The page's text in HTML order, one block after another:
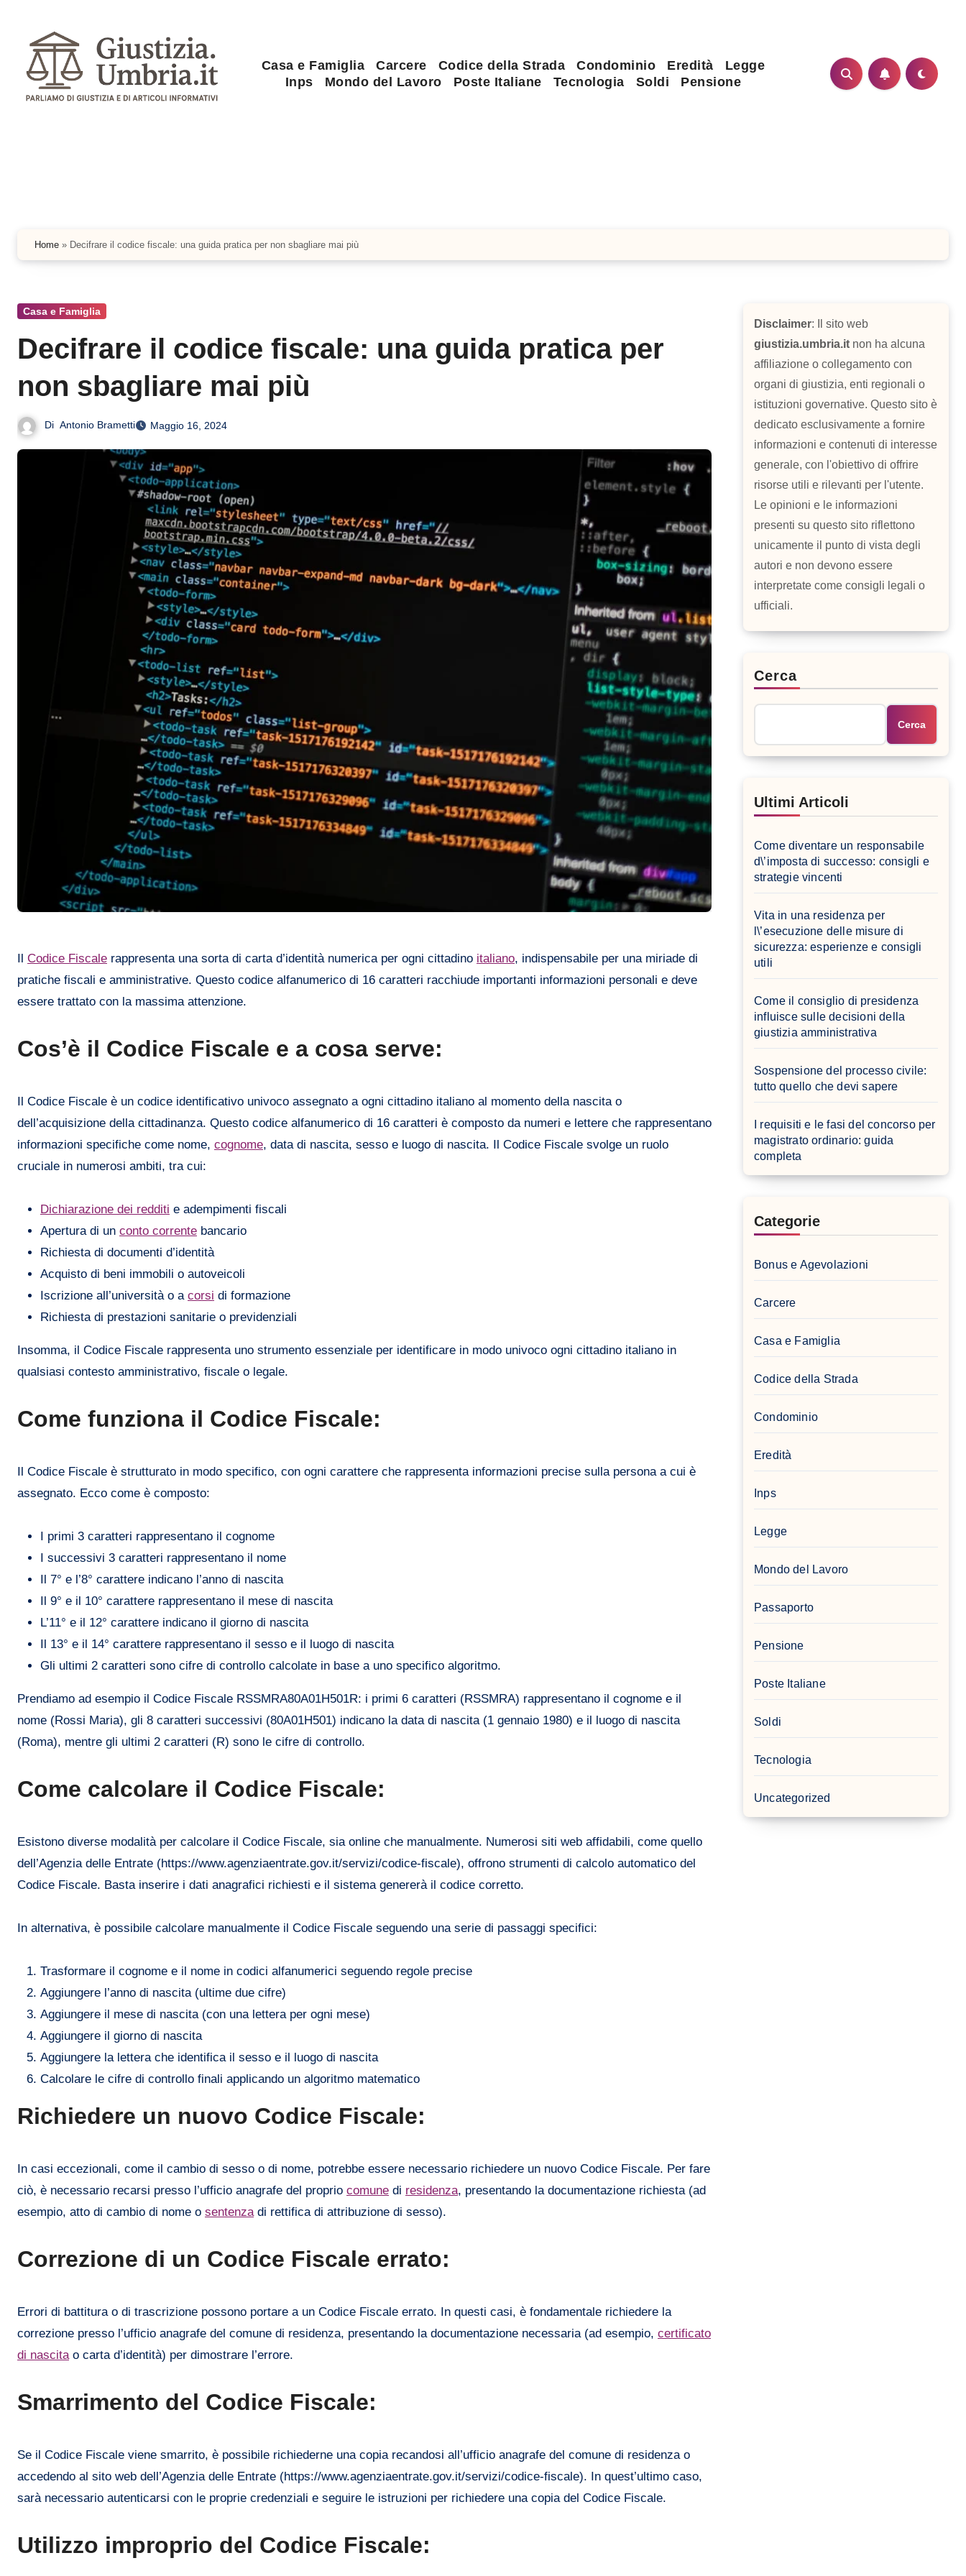
contenuto
Casa e Famiglia Carcere Codice della Strada Condominio Eredità
Legge
Inps
Mondo del Lavoro Poste Italiane Tecnologia Soldi Pensione
Home » Decifrare il codice fiscale: una guida pratica per non sbagliare mai più
Casa e Famiglia
Decifrare il codice fiscale: una guida pratica per
non sbagliare mai più
Di Antonio Brametti Maggio 16, 2024
Codice Fiscale rappresenta una sorta di carta d’identità numerica per ogni cittadino italiano, indispensabile per una miriade di
pratiche fiscali e amministrative. Questo codice alfanumerico di 16 caratteri racchiude importanti informazioni personali e deve
essere trattato con la massima attenzione.
Cos’è il Codice Fiscale e a cosa serve:
Il Codice Fiscale è un codice identificativo univoco assegnato a ogni cittadino italiano al momento della nascita o
dell’acquisizione della cittadinanza. Questo codice alfanumerico di 16 caratteri è composto da numeri e lettere che rappresentano
informazioni specifiche come nome, cognome, data di nascita, sesso e luogo di nascita. Il Codice Fiscale svolge un ruolo
cruciale in numerosi ambiti, tra cui:
Dichiarazione dei redditi e adempimenti fiscali
Apertura di un conto corrente bancario
Richiesta di documenti d’identità
Acquisto di beni immobili o autoveicoli
Iscrizione all’università o a corsi di formazione
Richiesta di prestazioni sanitarie o previdenziali
Insomma, il Codice Fiscale rappresenta uno strumento essenziale per identificare in modo univoco ogni cittadino italiano in
qualsiasi contesto amministrativo, fiscale o legale.
Come funziona il Codice Fiscale:
Il Codice Fiscale è strutturato in modo specifico, con ogni carattere che rappresenta informazioni precise sulla persona a cui è
assegnato. Ecco come è composto:
I primi 3 caratteri rappresentano il cognome
I successivi 3 caratteri rappresentano il nome
Il 7° e l’8° carattere indicano l’anno di nascita
Il 9° e il 10° carattere rappresentano il mese di nascita
L’11° e il 12° carattere indicano il giorno di nascita
Il 13° e il 14° carattere rappresentano il sesso e il luogo di nascita
Gli ultimi 2 caratteri sono cifre di controllo calcolate in base a uno specifico algoritmo.
Prendiamo ad esempio il Codice Fiscale RSSMRA80A01H501R: i primi 6 caratteri (RSSMRA) rappresentano il cognome e il
nome (Rossi Maria), gli 8 caratteri successivi (80A01H501) indicano la data di nascita (1 gennaio 1980) e il luogo di nascita
(Roma), mentre gli ultimi 2 caratteri (R) sono le cifre di controllo.
Come calcolare il Codice Fiscale:
Esistono diverse modalità per calcolare il Codice Fiscale, sia online che manualmente. Numerosi siti web affidabili, come quello
dell’Agenzia delle Entrate (https://www.agenziaentrate.gov.it/servizi/codice-fiscale), offrono strumenti di calcolo automatico del
Codice Fiscale. Basta inserire i dati anagrafici richiesti e il sistema genererà il codice corretto.
In alternativa, è possibile calcolare manualmente il Codice Fiscale seguendo una serie di passaggi specifici:
Trasformare il cognome e il nome in codici alfanumerici seguendo regole precise
Aggiungere l’anno di nascita (ultime due cifre)
Aggiungere il mese di nascita (con una lettera per ogni mese)
Aggiungere il giorno di nascita
Aggiungere la lettera che identifica il sesso e il luogo di nascita
Calcolare le cifre di controllo finali applicando un algoritmo matematico
Richiedere un nuovo Codice Fiscale:
In casi eccezionali, come il cambio di sesso o di nome, potrebbe essere necessario richiedere un nuovo Codice Fiscale. Per fare
ciò, è necessario recarsi presso l’ufficio anagrafe del proprio comune di residenza, presentando la documentazione richiesta (ad
esempio, atto di cambio di nome o sentenzadi rettifica di attribuzione di sesso).
Correzione di un Codice Fiscale errato:
Errori di battitura o di trascrizione possono portare a un Codice Fiscale errato. In questi casi, è fondamentale richiedere la
correzione presso l’ufficio anagrafe del comune di residenza, presentando la documentazione necessaria (ad esempio, certificato
di nascitao carta d’identità) per dimostrare l’errore.
Smarrimento del Codice Fiscale:
Se il Codice Fiscale viene smarrito, è possibile richiederne una copia recandosi all’ufficio anagrafe del comune di residenza o
accedendo al sito web dell’Agenzia delle Entrate (https://www.agenziaentrate.gov.it/servizi/codice-fiscale). In quest’ultimo caso,
sarà necessario autenticarsi con le proprie credenziali e seguire le istruzioni per richiedere una copia del Codice Fiscale.
Utilizzo improprio del Codice Fiscale:
Disclaimer: Il sito web
giustizia.umbria.it non ha alcuna
affiliazione o collegamento con
organi di giustizia, enti regionali o
istituzioni governative. Questo sito è
dedicato esclusivamente a fornire
informazioni e contenuti di interesse
generale, con l'obiettivo di offrire
risorse utili e rilevanti per l'utente.
Le opinioni e le informazioni
presenti su questo sito riflettono
unicamente il punto di vista degli
autori e non devono essere
interpretate come consigli legali o
ufficiali.
Cerca
Cerca
Ultimi Articoli
Come diventare un responsabile
d\’imposta di successo: consigli e
strategie vincenti
Vita in una residenza per
l\’esecuzione delle misure di
sicurezza: esperienze e consigli
utili
Come il consiglio di presidenza
influisce sulle decisioni della
giustizia amministrativa
Sospensione del processo civile:
tutto quello che devi sapere
I requisiti e le fasi del concorso per
magistrato ordinario: guida
completa
Categorie
Bonus e Agevolazioni
Carcere
Casa e Famiglia
Codice della Strada
Condominio
Eredità
Inps
Legge
Mondo del Lavoro
Passaporto
Pensione
Poste Italiane
Soldi
Tecnologia
Uncategorized